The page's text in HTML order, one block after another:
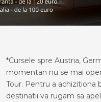
*Cursele spre Austria,
momentan nu se mai
Tour. Pentru a achizitiona
destinatii va rugam sa